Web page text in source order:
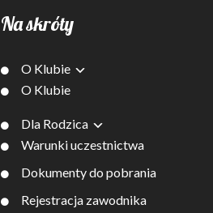
Na skróty
O Klubie
O Klubie
Dla Rodzica
Warunki uczestnictwa
Dokumenty do pobrania
Rejestracja zawodnika